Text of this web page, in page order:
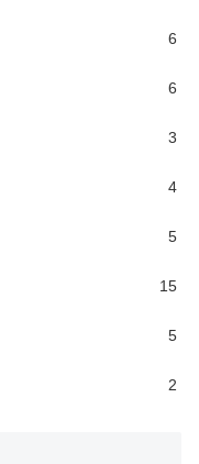
6
6
3
4
5
15
5
2